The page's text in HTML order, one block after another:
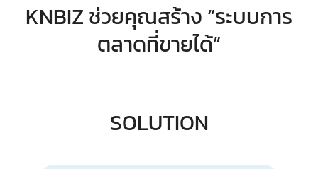
KNBIZ ช่วยคุณสร้าง “ระบบการ
ตลาดที่ขายได้”
SOLUTION